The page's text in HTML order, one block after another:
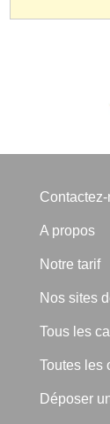
A propos
Notre tarif
Nos sites
Tous les
Toutes les
Déposer